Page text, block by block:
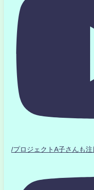
/プロジェクトA子さんも